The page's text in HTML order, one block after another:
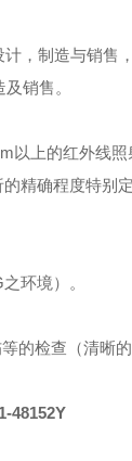
，制造与销售
销售。
以上的红外线照
精确程度特别
环境）。
的检查（清晰的